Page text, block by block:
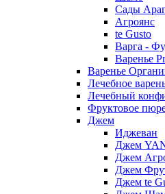
Сады
Агроянс
te Gusto
Варга -
Варенье
Варенье
Лечебное
Лечебный
Фруктовое
Джем
Иджеван
Джем
Джем
Джем
Джем te